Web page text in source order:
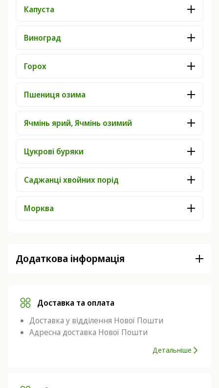
Капуста
Виноград
Горох
Пшениця озима
Ячмінь ярий, Ячмінь озимий
Цукрові буряки
Саджанці хвойних порід
Морква
Додаткова інформація
Доставка та оплата
Доставка у відділення Нової Пошти
Адресна доставка Нової Пошти
Детальніше